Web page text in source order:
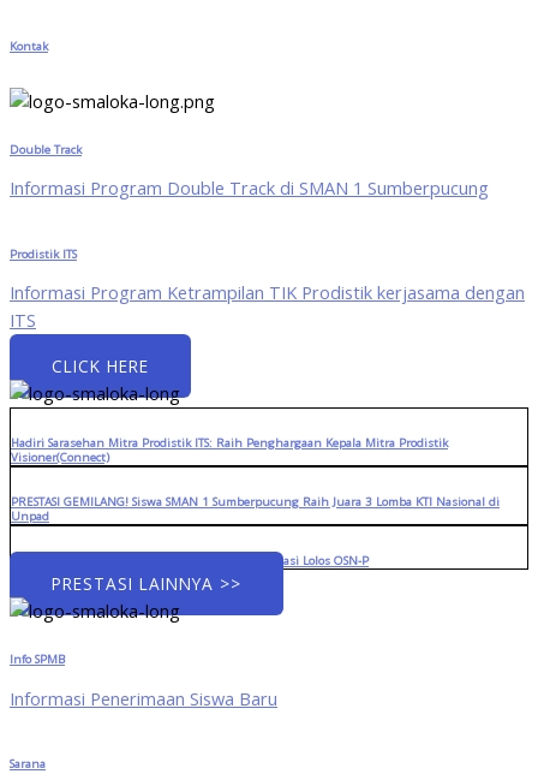
Kontak
Double Track
Informasi Program Double Track di SMAN 1 Sumberpucung
Prodistik ITS
Informasi Program Ketrampilan TIK Prodistik kerjasama dengan
ITS
CLICK HERE
Hadiri Sarasehan Mitra Prodistik ITS: Raih Penghargaan Kepala Mitra Prodistik
Visioner(Connect)
PRESTASI GEMILANG! Siswa SMAN 1 Sumberpucung Raih Juara 3 Lomba KTI Nasional di
Unpad
Menuju Panggung Provinsi: Tiga Siswa Berprestasi Lolos OSN-P
PRESTASI LAINNYA >>
Info SPMB
Informasi Penerimaan Siswa Baru
Sarana